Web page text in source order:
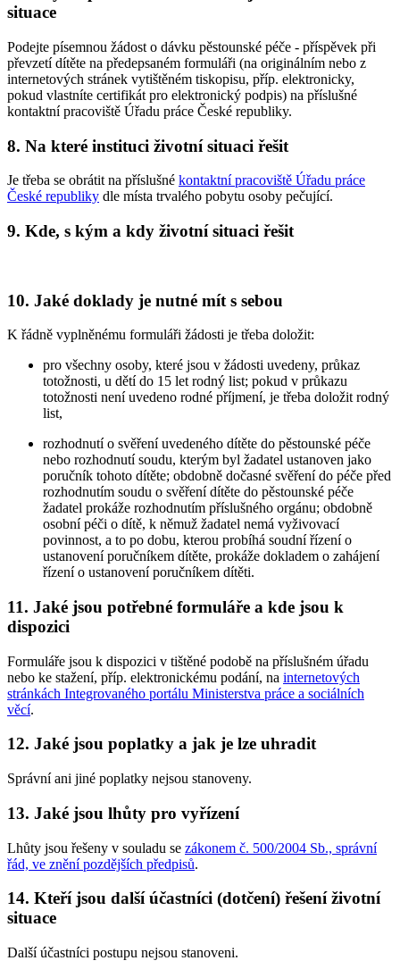
situace
Podejte písemnou žádost o dávku pěstounské péče - příspěvek při
převzetí dítěte na předepsaném formuláři (na originálním nebo z
internetových stránek vytištěném tiskopisu, příp. elektronicky,
pokud vlastníte certifikát pro elektronický podpis) na příslušné
kontaktní pracoviště Úřadu práce České republiky.
8. Na které instituci životní situaci řešit
Je třeba se obrátit na příslušné kontaktní pracoviště Úřadu práce
České republiky dle místa trvalého pobytu osoby pečující.
9. Kde, s kým a kdy životní situaci řešit
10. Jaké doklady je nutné mít s sebou
K řádně vyplněnému formuláři žádosti je třeba doložit:
pro všechny osoby, které jsou v žádosti uvedeny, průkaz
totožnosti, u dětí do 15 let rodný list; pokud v průkazu
totožnosti není uvedeno rodné příjmení, je třeba doložit rodný
list,
rozhodnutí o svěření uvedeného dítěte do pěstounské péče
nebo rozhodnutí soudu, kterým byl žadatel ustanoven jako
poručník tohoto dítěte; obdobně dočasné svěření do péče před
rozhodnutím soudu o svěření dítěte do pěstounské péče
žadatel prokáže rozhodnutím příslušného orgánu; obdobně
osobní péči o dítě, k němuž žadatel nemá vyživovací
povinnost, a to po dobu, kterou probíhá soudní řízení o
ustanovení poručníkem dítěte, prokáže dokladem o zahájení
řízení o ustanovení poručníkem dítěti.
11. Jaké jsou potřebné formuláře a kde jsou k
dispozici
Formuláře jsou k dispozici v tištěné podobě na příslušném úřadu
nebo ke stažení, příp. elektronickému podání, na internetových
stránkách Integrovaného portálu Ministerstva práce a sociálních
věcí.
12. Jaké jsou poplatky a jak je lze uhradit
Správní ani jiné poplatky nejsou stanoveny.
13. Jaké jsou lhůty pro vyřízení
Lhůty jsou řešeny v souladu se zákonem č. 500/2004 Sb., správní
řád, ve znění pozdějších předpisů.
14. Kteří jsou další účastníci (dotčení) řešení životní
situace
Další účastníci postupu nejsou stanoveni.